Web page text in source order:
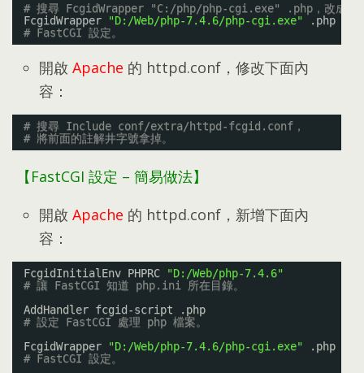
# 搜尋 FcgidWrapper "C:/php/php-cgi.exe" .php，改成：
FcgidWrapper
"D:/Web/php-7.4.6/php-cgi.exe"
.php
# FastCGI 設定。
開啟 Apache 的 httpd.conf ，修改下面內
容 ：
# 搜尋 Include conf/extra/httpd-fcgid.conf，
# 將前面的註解井字號拿掉。
【FastCGI 設定 – 簡易做法】
開啟 Apache 的 httpd.conf ， 新增下面內
容 ：
FcgidInitialEnv PHPRC
"D:/Web/php-7.4.6"
# 讓 FastCGI 知道 php.ini 所在目錄。
AddHandler fcgid-script .php
# 設定 FastCGI 處理 php 檔案。
FcgidWrapper
"D:/Web/php-7.4.6/php-cgi.exe"
.php
# FastCGI 設定。